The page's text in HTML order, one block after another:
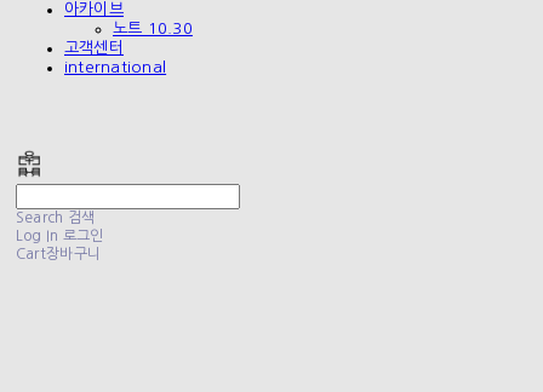
아카이브
노트 10.30
고객센터
international
Search 검색
Log In 로그인
Cart장바구니